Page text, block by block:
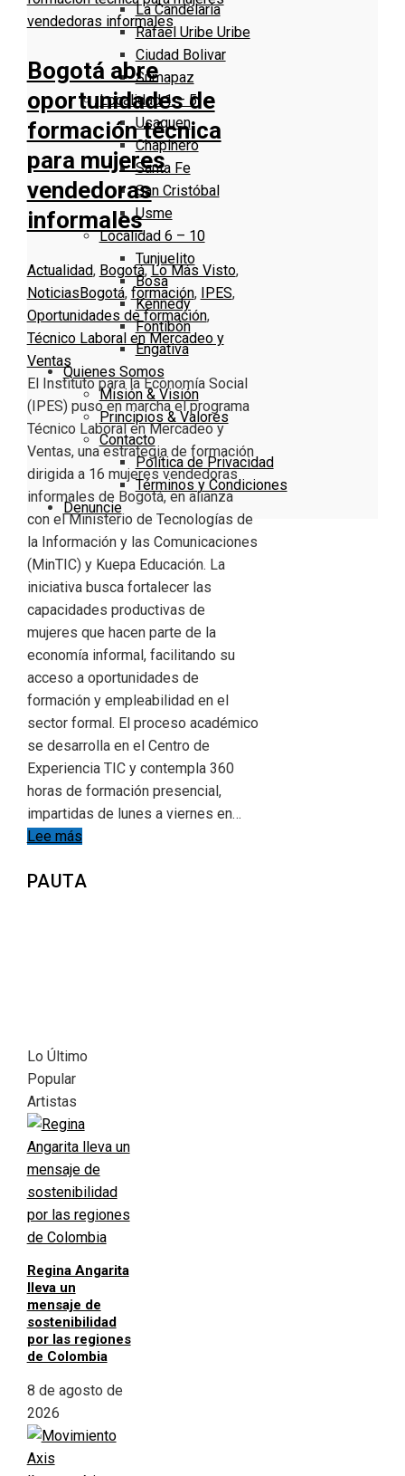
La Candelaria
Rafael Uribe Uribe
Ciudad Bolivar
Sumapaz
Localidad 1 – 5
Usaquen
Chapinero
Santa Fe
San Cristóbal
Usme
Localidad 6 – 10
Tunjuelito
Bosa
Kennedy
Fontibón
Engativa
Quienes Somos
Misión & Visión
Principios & Valores
Contacto
Política de Privacidad
Términos y Condiciones
Denuncie
Bogotá abre
oportunidades de
formación técnica
para mujeres
vendedoras
informales
Actualidad, Bogotá,Lo Más Visto,
Noticias Bogotá, formación, IPES,
Oportunidades de formación,
Técnico Laboral en Mercadeo y
Ventas
El Instituto para la Economía Social
(IPES) puso en marcha el programa
Técnico Laboral en Mercadeo y
Ventas, una estrategia de formación
dirigida a 16 mujeres vendedoras
informales de Bogotá, en alianza
con el Ministerio de Tecnologías de
la Información y las Comunicaciones
(MinTIC) y Kuepa Educación. La
iniciativa busca fortalecer las
capacidades productivas de
mujeres que hacen parte de la
economía informal, facilitando su
acceso a oportunidades de
formación y empleabilidad en el
sector formal. El proceso académico
se desarrolla en el Centro de
Experiencia TIC y contempla 360
horas de formación presencial,
impartidas de lunes a viernes en…
Lee más
PAUTA
Lo Último
Popular
Artistas
Regina Angarita
lleva un
mensaje de
sostenibilidad
por las regiones
de Colombia
8 de agosto de
2026